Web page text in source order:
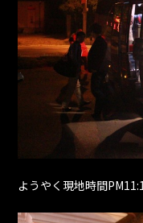
ようやく現地時間